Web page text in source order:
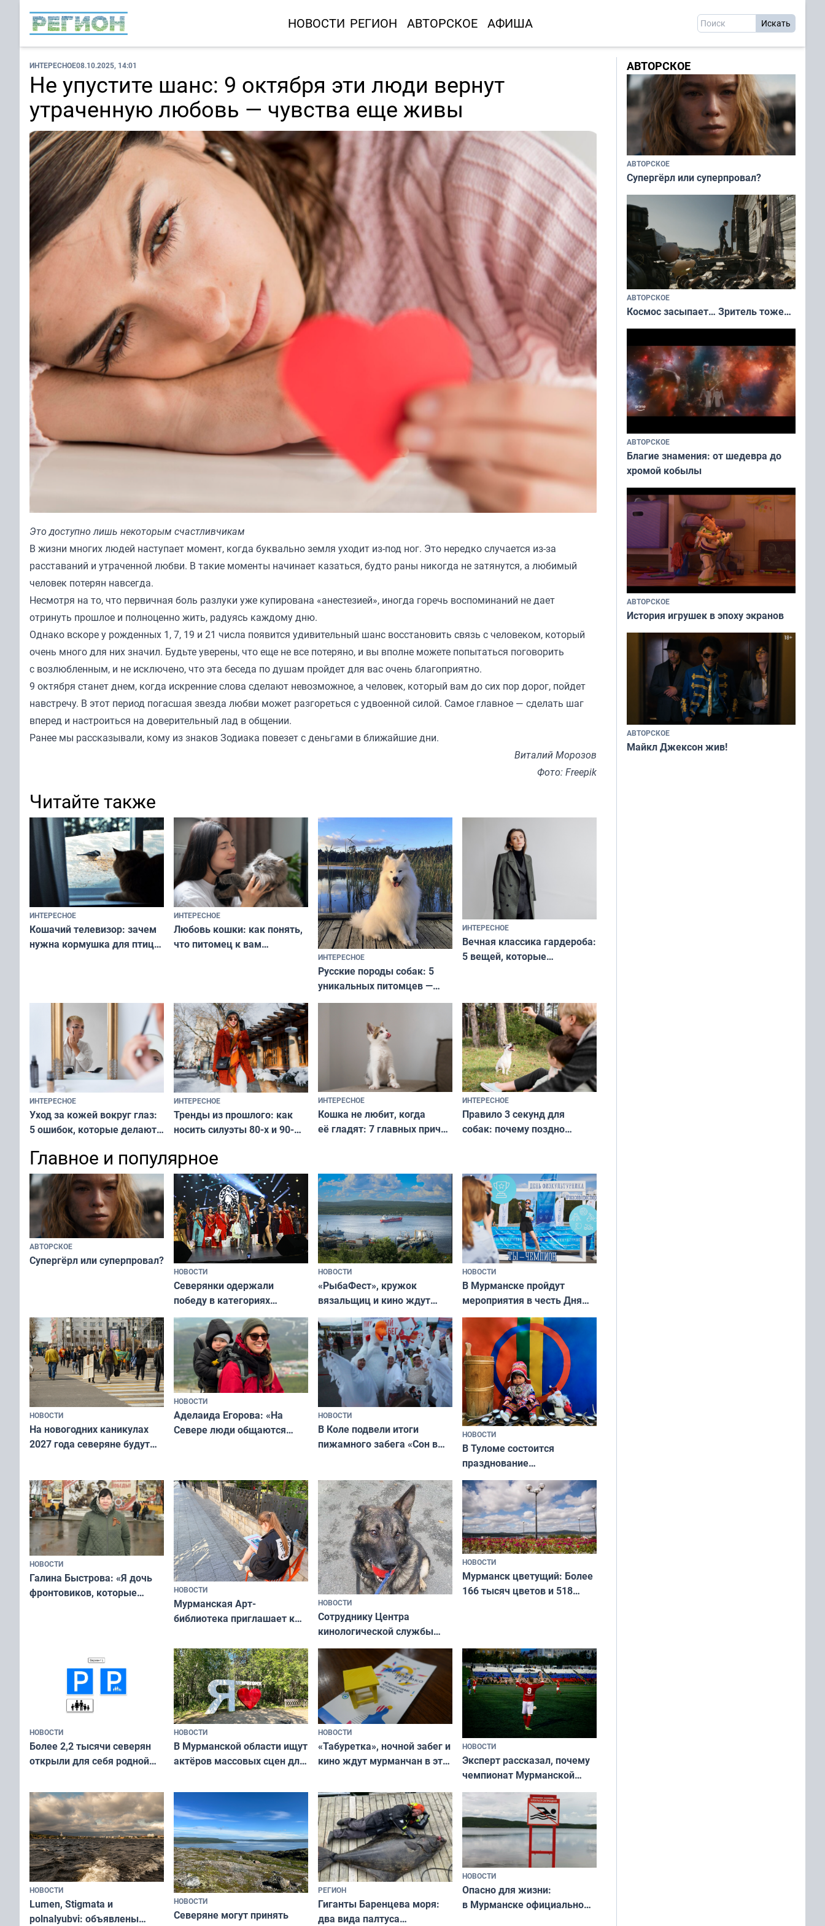
НОВОСТИ РЕГИОН АВТОРСКОЕ АФИША
ИНТЕРЕСНОЕ08.10.2025, 14:01
Не упустите шанс: 9 октября эти люди вернут
утраченную любовь — чувства еще живы
Это доступно лишь некоторым счастливчикам
В жизни многих людей наступает момент, когда буквально земля уходит из-под ног. Это нередко случается из-за
расставаний и утраченной любви. В такие моменты начинает казаться, будто раны никогда не затянутся, а любимый
человек потерян навсегда.
Несмотря на то, что первичная боль разлуки уже купирована «анестезией», иногда горечь воспоминаний не дает
отринуть прошлое и полноценно жить, радуясь каждому дню.
Однако вскоре у рожденных 1, 7, 19 и 21 числа появится удивительный шанс восстановить связь с человеком, который
очень много для них значил. Будьте уверены, что еще не все потеряно, и вы вполне можете попытаться поговорить
с возлюбленным, и не исключено, что эта беседа по душам пройдет для вас очень благоприятно.
9 октября станет днем, когда искренние слова сделают невозможное, а человек, который вам до сих пор дорог, пойдет
навстречу. В этот период погасшая звезда любви может разгореться с удвоенной силой. Самое главное — сделать шаг
вперед и настроиться на доверительный лад в общении.
Ранее мы рассказывали, кому из знаков Зодиака повезет с деньгами в ближайшие дни.
Виталий Морозов
Фото: Freepik
Читайте также
ИНТЕРЕСНОЕ
Кошачий телевизор: зачем
нужна кормушка для птиц
ИНТЕРЕСНОЕ
Любовь кошки: как понять,
что питомец к вам
ИНТЕРЕСНОЕ
Русские породы собак: 5
уникальных питомцев —
национальные сокровища
и характером
ИНТЕРЕСНОЕ
Вечная классика гардероба:
5 вещей, которые
и актуально в любой сезон
ИНТЕРЕСНОЕ
Уход за кожей вокруг глаз:
5 ошибок, которые делают
и вернуть свежий взгляд
без дорогих средств
ИНТЕРЕСНОЕ
Тренды из прошлого: как
носить силуэты 80-х и 90-
современно и стильно без
переплат
ИНТЕРЕСНОЕ
Кошка не любит, когда
её гладят: 7 главных причин
независимому питомцу
ИНТЕРЕСНОЕ
Правило 3 секунд для
собак: почему поздно
питомцу всё сразу и без
криков
Главное и популярное
АВТОРСКОЕ
Супергёрл или суперпровал?
НОВОСТИ
Северянки одержали
победу в категориях
всероссийского конкурса
«Мисс и Миссис Великая
Русь»
НОВОСТИ
«РыбаФест», кружок
вязальщиц и кино ждут
мурманчан в эти выходные
НОВОСТИ
В Мурманске пройдут
мероприятия в честь Дня
физкультурника
НОВОСТИ
На новогодних каникулах
2027 года северяне будут
НОВОСТИ
Аделаида Егорова: «На
Севере люди общаются
НОВОСТИ
В Коле подвели итоги
пижамного забега «Сон в
НОВОСТИ
В Туломе состоится
празднование
Международного дня
коренных народов мира
НОВОСТИ
Галина Быстрова: «Я дочь
фронтовиков, которые
НОВОСТИ
Мурманская Арт-
библиотека приглашает к
и фотографов
НОВОСТИ
Сотруднику Центра
кинологической службы
ищут новый дом
НОВОСТИ
Мурманск цветущий: Более
166 тысяч цветов и 518
НОВОСТИ
Более 2,2 тысячи северян
открыли для себя родной
«Туризм для своих»
НОВОСТИ
В Мурманской области ищут
актёров массовых сцен для
короткометражном фильме
НОВОСТИ
«Табуретка», ночной забег и
кино ждут мурманчан в эти
НОВОСТИ
Эксперт рассказал, почему
чемпионат Мурманской
области по футболу остался
незамеченным
НОВОСТИ
Lumen, Stigmata и
polnalyubvi: объявлены
НОВОСТИ
Северяне могут принять
РЕГИОН
Гиганты Баренцева моря:
два вида палтуса
НОВОСТИ
Опасно для жизни:
в Мурманске официально
АВТОРСКОЕ
АВТОРСКОЕ
Супергёрл или суперпровал?
АВТОРСКОЕ
Космос засыпает… Зритель тоже…
АВТОРСКОЕ
Благие знамения: от шедевра до
хромой кобылы
АВТОРСКОЕ
История игрушек в эпоху экранов
АВТОРСКОЕ
Майкл Джексон жив!